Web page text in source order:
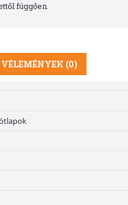
függően.
VÉLEMÉNYEK (0)